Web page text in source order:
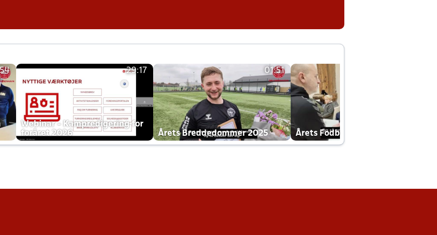
29:17
Webinar - Kampredigering for
foråret 2026
01:51
Årets Breddedommer 2025 Årets Fodboldklub 2025 mp4